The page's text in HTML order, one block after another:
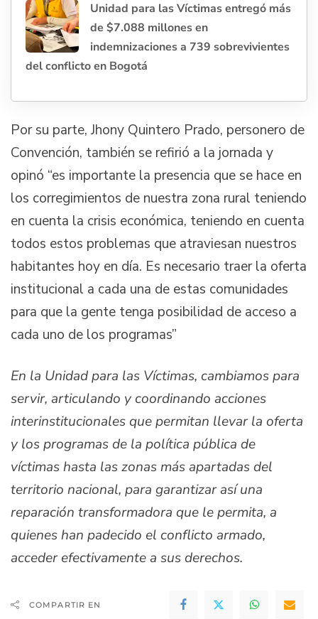
Unidad para las Víctimas entregó más
de $7.088 millones en
indemnizaciones a 739 sobrevivientes
del conflicto en Bogotá
Por su parte, Jhony Quintero Prado, personero de
Convención, también se refirió a la jornada y
opinó “es importante la presencia que se hace en
los corregimientos de nuestra zona rural teniendo
en cuenta la crisis económica, teniendo en cuenta
todos estos problemas que atraviesan nuestros
habitantes hoy en día. Es necesario traer la oferta
institucional a cada una de estas comunidades
para que la gente tenga posibilidad de acceso a
cada uno de los programas”
En la Unidad para las Víctimas, cambiamos para
servir, articulando y coordinando acciones
interinstitucionales que permitan llevar la oferta
y los programas de la política pública de
víctimas hasta las zonas más apartadas del
territorio nacional, para garantizar así una
reparación transformadora que le permita, a
quienes han padecido el conflicto armado,
acceder efectivamente a sus derechos.
COMPARTIR EN